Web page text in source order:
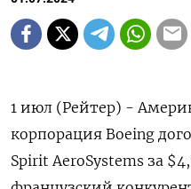
1 июл (Рейтер) -
корпорация Boeing
Spirit AeroSystems за